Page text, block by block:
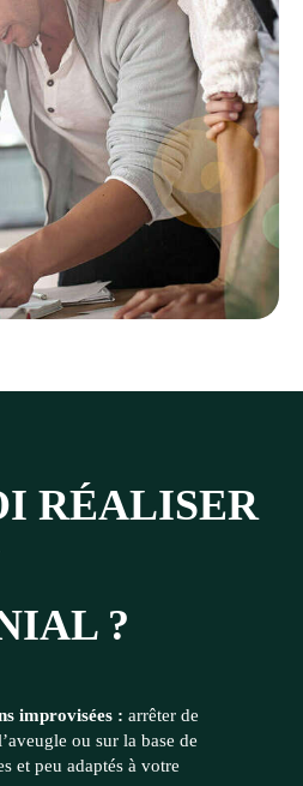
RÉALISER
?
improvisées : arrêter de
ou sur la base de
et peu adaptés à votre